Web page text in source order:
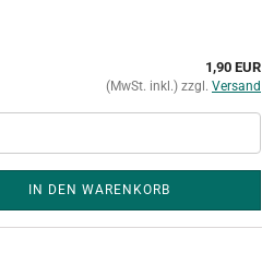
1,90 EUR
(MwSt. inkl.) zzgl. Versand
IN DEN WARENKORB